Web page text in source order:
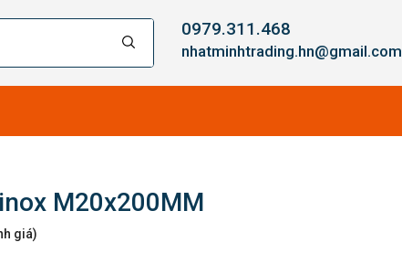
0979.311.468
nhatminhtrading.hn@gmail.com
M20x200MM
giá)